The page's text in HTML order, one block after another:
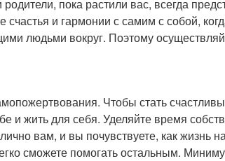
пока растили вас, всегда
и гармонии с самим с собой,
людьми вокруг. Поэтому
Чтобы стать
и жить для себя. Уделяйте время
вам, и вы почувствуете, как жизнь
сможете помогать остальным.